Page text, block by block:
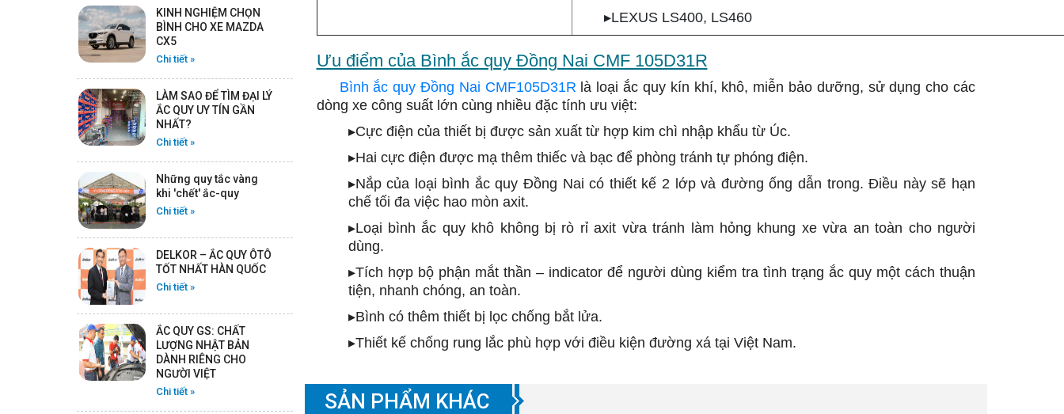
ẮC QUY GS CMF 115D33V -
12V -100AH
Chi tiết
ẮC QUY ROCKET AGM L5
12V -70AH
Chi tiết
ẮC QUY ROCKET AGM L2 -
12V -60AH
Chi tiết
KINH NGHIỆM CHỌN
BÌNH CHO XE MAZDA
CX5
Chi tiết »
LÀM SAO ĐỂ TÌM ĐẠI LÝ
ẮC QUY UY TÍN GẦN
NHẤT?
Chi tiết »
Những quy tắc vàng
khi 'chết' ắc-quy
Chi tiết »
DELKOR – ẮC QUY ÔTÔ
TỐT NHẤT HÀN QUỐC
Chi tiết »
ẮC QUY GS: CHẤT
LƯỢNG NHẬT BẢN
DÀNH RIÊNG CHO
NGƯỜI VIỆT
Chi tiết »
▸LEXUS LS400, LS460
Ưu điểm của Bình ắc quy Đồng Nai CMF 105D31R
Bình ắc quy Đồng Nai CMF105D31R là loại ắc quy kín khí, khô, miễn bảo dưỡng, sử dụng cho các
dòng xe công suất lớn cùng nhiều đặc tính ưu việt:
▸Cực điện của thiết bị được sản xuất từ hợp kim chì nhập khẩu từ Úc.
▸Hai cực điện được mạ thêm thiếc và bạc để phòng tránh tự phóng điện.
▸Nắp của loại bình ắc quy Đồng Nai có thiết kế 2 lớp và đường ống dẫn trong. Điều này sẽ hạn
chế tối đa việc hao mòn axit.
▸Loại bình ắc quy khô không bị rò rỉ axit vừa tránh làm hỏng khung xe vừa an toàn cho người
dùng.
▸Tích hợp bộ phận mắt thần – indicator để người dùng kiểm tra tình trạng ắc quy một cách thuận
tiện, nhanh chóng, an toàn.
▸Bình có thêm thiết bị lọc chống bắt lửa.
▸Thiết kế chống rung lắc phù hợp với điều kiện đường xá tại Việt Nam.
SẢN PHẨM KHÁC